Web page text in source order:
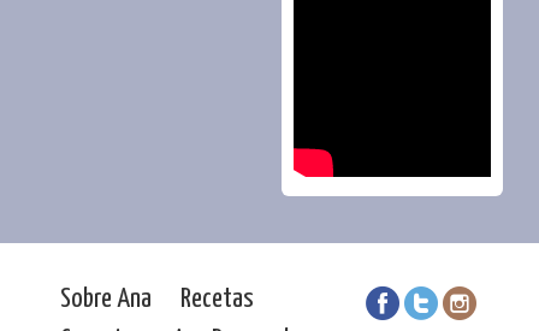
Sobre Ana
Recetas